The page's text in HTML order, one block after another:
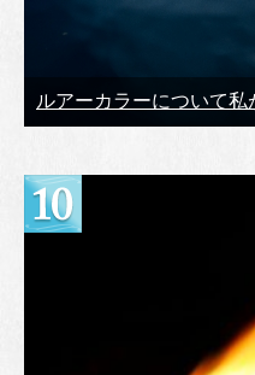
ルアーカラーについて私